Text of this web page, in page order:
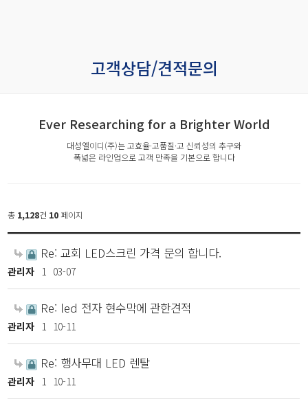
고객상담/견적문의
Ever Researching for a Brighter World
대성엘이디(주)는 고효율·고품질·고 신뢰성의 추구와
폭넓은 라인업으로 고객 만족을 기본으로 합니다
총 1,128건 10 페이지
Re: 교회 LED스크린 가격 문의 합니다.
관리자 1 03-07
Re: led 전자 현수막에 관한견적
관리자 1 10-11
Re: 행사무대 LED 렌탈
관리자 1 10-11